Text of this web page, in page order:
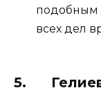
подобным
всех дел
5.